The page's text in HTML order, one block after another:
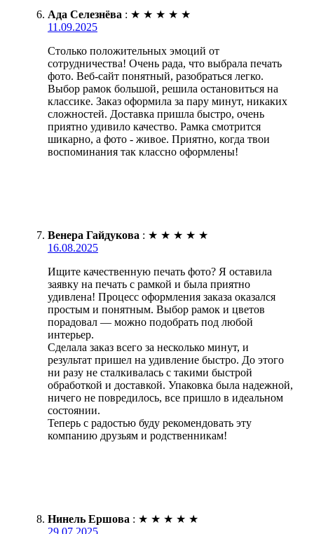
Ада Селезнёва : ★ ★ ★ ★ ★
11.09.2025
Столько положительных эмоций от
сотрудничества! Очень рада, что выбрала печать
фото. Веб-сайт понятный, разобраться легко.
Выбор рамок большой, решила остановиться на
классике. Заказ оформила за пару минут, никаких
сложностей. Доставка пришла быстро, очень
приятно удивило качество. Рамка смотрится
шикарно, а фото - живое. Приятно, когда твои
воспоминания так классно оформлены!
Венера Гайдукова : ★ ★ ★ ★ ★
16.08.2025
Ищите качественную печать фото? Я оставила
заявку на печать с рамкой и была приятно
удивлена! Процесс оформления заказа оказался
простым и понятным. Выбор рамок и цветов
порадовал — можно подобрать под любой
интерьер.
Сделала заказ всего за несколько минут, и
результат пришел на удивление быстро. До этого
ни разу не сталкивалась с такими быстрой
обработкой и доставкой. Упаковка была надежной,
ничего не повредилось, все пришло в идеальном
состоянии.
Теперь с радостью буду рекомендовать эту
компанию друзьям и родственникам!
Нинель Ершова : ★ ★ ★ ★ ★